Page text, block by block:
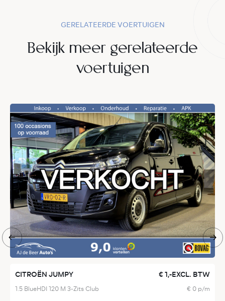
GERELATEERDE VOERTUIGEN
Bekijk meer gerelateerde
voertuigen
CITROËN JUMPY
1.5 BlueHDI 120 M 3-Zits Club
€ 1,-EXCL. BTW
€ 0 p/m